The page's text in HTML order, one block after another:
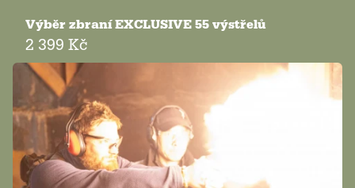
Výběr zbraní EXCLUSIVE 55 výstřelů
2 399 Kč